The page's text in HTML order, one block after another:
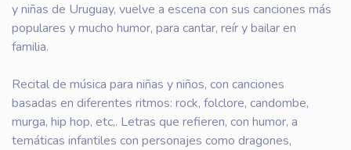
y niñas de Uruguay, vuelve a escena con sus canciones más
populares y mucho humor, para cantar, reír y bailar en
familia.
Recital de música para niñas y niños, con canciones
basadas en diferentes ritmos: rock, folclore, candombe,
murga, hip hop, etc,. Letras que refieren, con humor, a
temáticas infantiles con personajes como dragones,